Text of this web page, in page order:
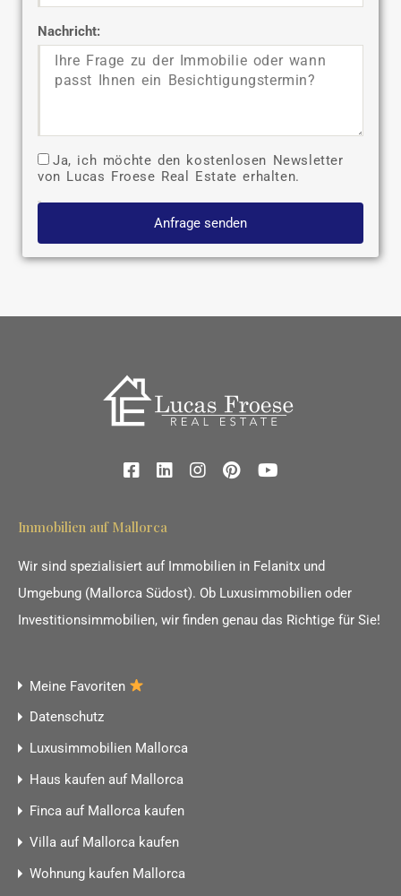
Nachricht:
Ja, ich möchte den kostenlosen Newsletter
von Lucas Froese Real Estate erhalten.
Anfrage senden
Immobilien auf Mallorca
Wir sind spezialisiert auf Immobilien in Felanitx und
Umgebung (Mallorca Südost). Ob Luxusimmobilien oder
Investitionsimmobilien, wir finden genau das Richtige für Sie!
Meine Favoriten
Datenschutz
Luxusimmobilien Mallorca
Haus kaufen auf Mallorca
Finca auf Mallorca kaufen
Villa auf Mallorca kaufen
Wohnung kaufen Mallorca